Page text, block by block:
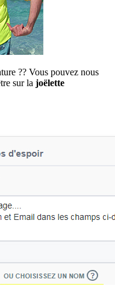
?? Vous pouvez nous
sur la joëlette